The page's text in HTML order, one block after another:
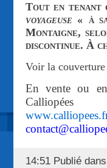
TOUT EN TENANT
VOYAGEUSE « À
MONTAIGNE,
DISCONTINUE. À
Voir la
En vente ou
Calliopées
14:51 Publié